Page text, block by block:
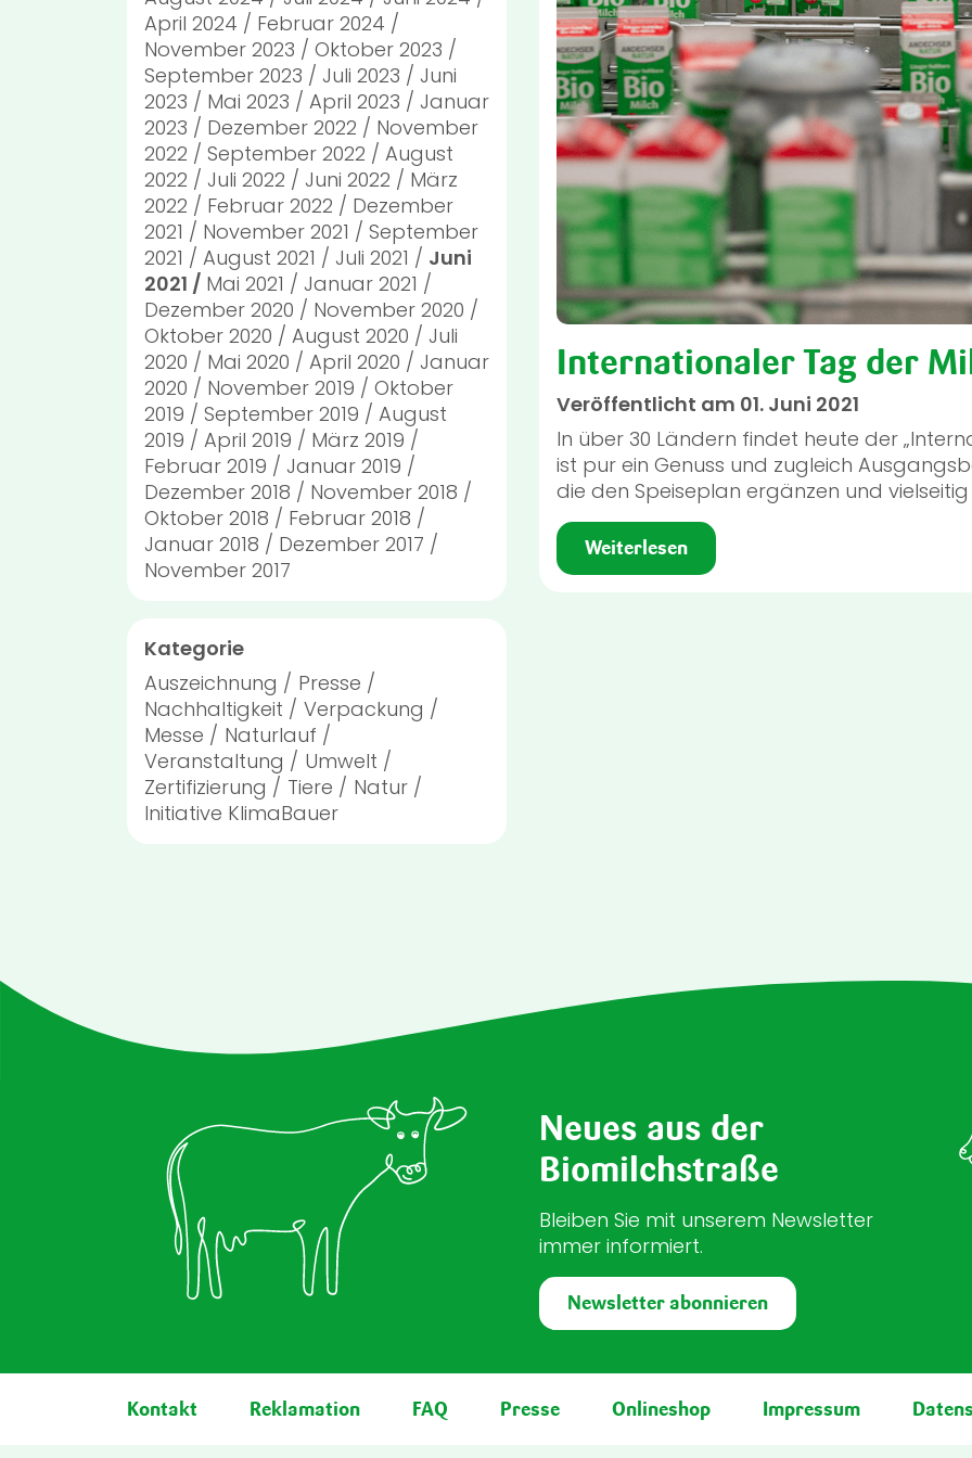
April 2024
Februar 2024
November 2023
Oktober 2023
September 2023
Juli 2023
Juni
2023
Mai 2023 April 2023
Januar
2023
Dezember 2022
November
2022
September 2022
August
2022
Juli 2022 Juni 2022
März
2022
Februar 2022
Dezember
2021
November 2021
September
2021
August 2021 Juli 2021
Juni
2021
Mai 2021
Januar 2021
Dezember 2020
November 2020
Oktober 2020
August 2020
Juli
2020
Mai 2020 April 2020
Januar
2020
November 2019
Oktober
2019
September 2019
August
2019
April 2019
März 2019
Februar 2019
Januar 2019
Dezember 2018
November 2018
Oktober 2018
Februar 2018
Januar 2018
Dezember 2017
November 2017
Kategorie
Auszeichnung
Presse
Nachhaltigkeit
Verpackung
Messe
Naturlauf
Veranstaltung
Umwelt
Zertifizierung
Tiere
Natur
Initiative KlimaBauer
Internationaler Tag der
Veröffentlicht am 01. Juni 2021
In über 30 Ländern findet heute der
ist pur ein Genuss und zugleich
die den Speiseplan ergänzen und
Weiterlesen
Neues aus der
Biomilchstraße
Bleiben Sie mit unserem Newsletter
immer informiert.
Newsletter abonnieren
Fußbereich
Kontakt Reklamation FAQ Presse Onlineshop Impressum